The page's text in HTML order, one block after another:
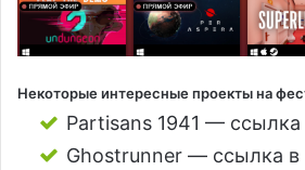
Некоторые интересные проекты на
Partisans 1941 — ссылка
Ghostrunner — ссылка в